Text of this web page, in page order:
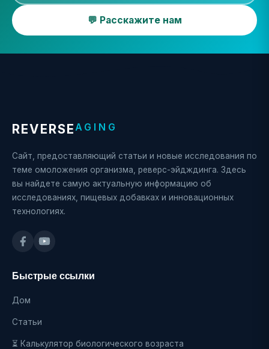
💬 Расскажите нам
REVERSEAGING
Сайт, предоставляющий статьи и новые исследования по
теме омоложения организма, реверс-эйдждинга. Здесь
вы найдете самую актуальную информацию об
исследованиях, пищевых добавках и инновационных
технологиях.
Быстрые ссылки
Дом
Статьи
⏳ Калькулятор биологического возраста